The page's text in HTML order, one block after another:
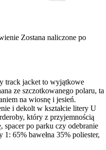
Zostana naliczone po
track jacket to wyjątkowe
ze szczotkowanego polaru, ta
na wiosnę i jesień.
i dekolt w kształcie litery U
który z przyjemnością
spacer po parku czy odebranie
1: 65% bawełna 35% poliester,